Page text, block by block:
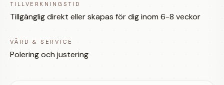
TILLVERKNINGSTID
Tillgänglig direkt eller skapas för dig inom 6-8 veckor
VÅRD & SERVICE
Polering och justering